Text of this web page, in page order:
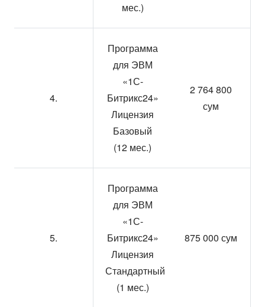
мес.)
4.
Программа
для ЭВМ
«1С-
Битрикс24»
Лицензия
Базовый
(12 мес.)
2 764 800
сум
5.
Программа
для ЭВМ
«1С-
Битрикс24»
Лицензия
Стандартный
(1 мес.)
875 000 сум